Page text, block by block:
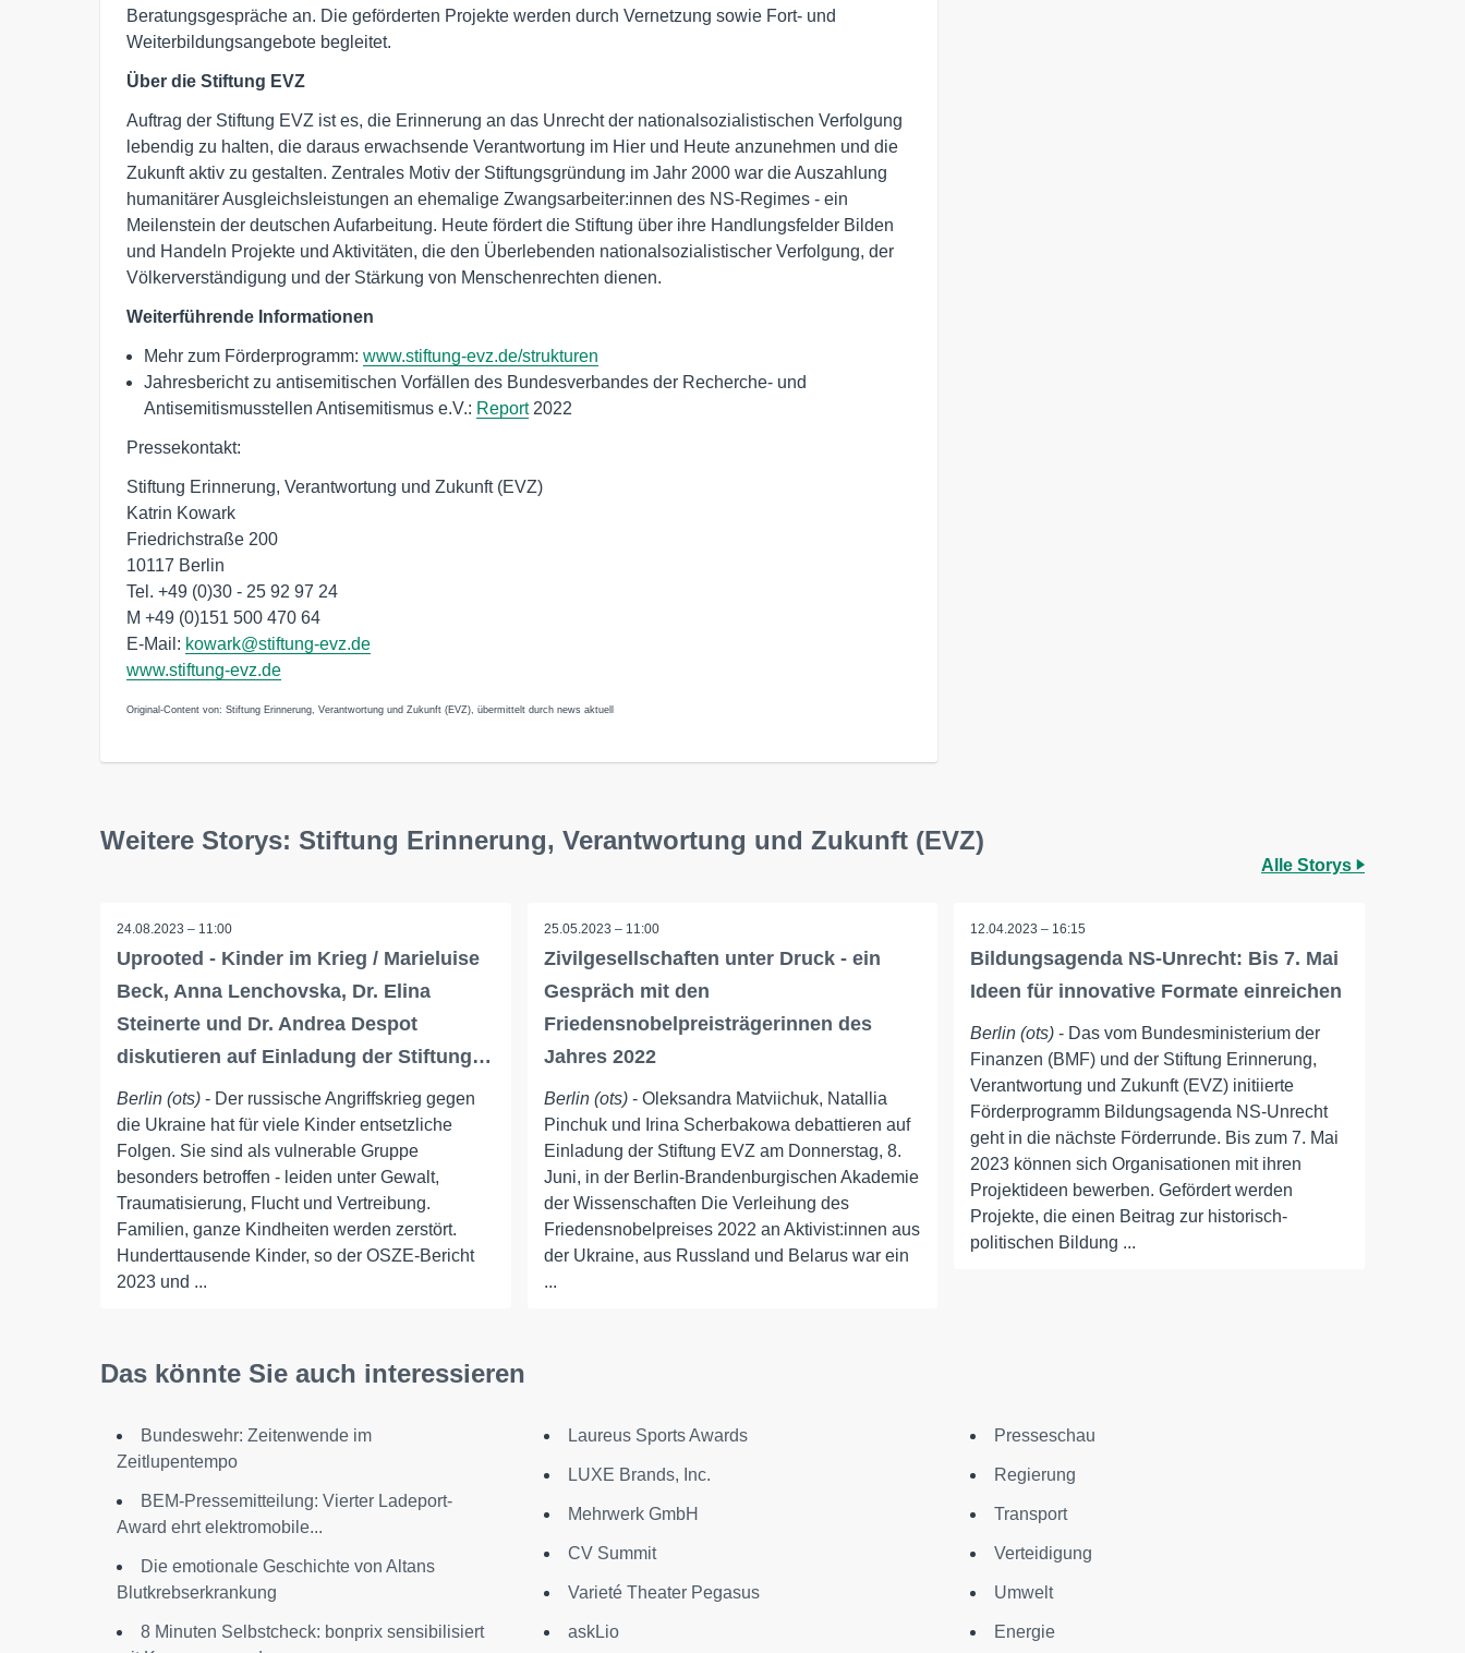
Beratungsgespräche an. Die geförderten Projekte werden durch Vernetzung sowie Fort- und
Weiterbildungsangebote begleitet.
Über die Stiftung EVZ
Auftrag der Stiftung EVZ ist es, die Erinnerung an das Unrecht der nationalsozialistischen Verfolgung
lebendig zu halten, die daraus erwachsende Verantwortung im Hier und Heute anzunehmen und die
Zukunft aktiv zu gestalten. Zentrales Motiv der Stiftungsgründung im Jahr 2000 war die Auszahlung
humanitärer Ausgleichsleistungen an ehemalige Zwangsarbeiter:innen des NS-Regimes - ein
Meilenstein der deutschen Aufarbeitung. Heute fördert die Stiftung über ihre Handlungsfelder Bilden
und Handeln Projekte und Aktivitäten, die den Überlebenden nationalsozialistischer Verfolgung, der
Völkerverständigung und der Stärkung von Menschenrechten dienen.
Weiterführende Informationen
Mehr zum Förderprogramm: www.stiftung-evz.de/strukturen
Jahresbericht zu antisemitischen Vorfällen des Bundesverbandes der Recherche- und
Antisemitismusstellen Antisemitismus e.V.: Report2022
Pressekontakt:
Stiftung Erinnerung, Verantwortung und Zukunft (EVZ)
Katrin Kowark
Friedrichstraße 200
10117 Berlin
Tel. +49 (0)30 - 25 92 97 24
M +49 (0)151 500 470 64
E-Mail: kowark@stiftung-evz.de
www.stiftung-evz.de
Original-Content von: Stiftung Erinnerung, Verantwortung und Zukunft (EVZ), übermittelt durch news aktuell
Weitere Storys: Stiftung Erinnerung, Verantwortung und Zukunft (EVZ)
Alle Storys
24.08.2023 – 11:00
Uprooted - Kinder im Krieg / Marieluise
Beck, Anna Lenchovska, Dr. Elina
Steinerte und Dr. Andrea Despot
diskutieren auf Einladung der Stiftung…
Berlin (ots) - Der russische Angriffskrieg gegen
die Ukraine hat für viele Kinder entsetzliche
Folgen. Sie sind als vulnerable Gruppe
besonders betroffen - leiden unter Gewalt,
Traumatisierung, Flucht und Vertreibung.
Familien, ganze Kindheiten werden zerstört.
Hunderttausende Kinder, so der OSZE-Bericht
2023 und ...
25.05.2023 – 11:00
Zivilgesellschaften unter Druck - ein
Gespräch mit den
Friedensnobelpreisträgerinnen des
Jahres 2022
Berlin (ots)- Oleksandra Matviichuk, Natallia
Pinchuk und Irina Scherbakowa debattieren auf
Einladung der Stiftung EVZ am Donnerstag, 8.
Juni, in der Berlin-Brandenburgischen Akademie
der Wissenschaften Die Verleihung des
Friedensnobelpreises 2022 an Aktivist:innen aus
der Ukraine, aus Russland und Belarus war ein
...
12.04.2023 – 16:15
Bildungsagenda NS-Unrecht: Bis 7. Mai
Ideen für innovative Formate einreichen
Berlin (ots) - Das vom Bundesministerium der
Finanzen (BMF) und der Stiftung Erinnerung,
Verantwortung und Zukunft (EVZ) initiierte
Förderprogramm Bildungsagenda NS-Unrecht
geht in die nächste Förderrunde. Bis zum 7. Mai
2023 können sich Organisationen mit ihren
Projektideen bewerben. Gefördert werden
Projekte, die einen Beitrag zur historisch-
politischen Bildung ...
Das könnte Sie auch interessieren
Bundeswehr: Zeitenwende im
Zeitlupentempo
BEM-Pressemitteilung: Vierter Ladeport-
Award ehrt elektromobile...
Die emotionale Geschichte von Altans
Blutkrebserkrankung
8 Minuten Selbstcheck: bonprix sensibilisiert
Laureus Sports Awards
LUXE Brands, Inc.
Mehrwerk GmbH
CV Summit
Varieté Theater Pegasus
askLio
Presseschau
Regierung
Transport
Verteidigung
Umwelt
Energie